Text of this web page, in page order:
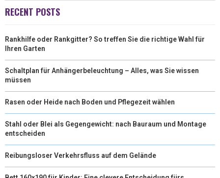
RECENT POSTS
Rankhilfe oder Rankgitter? So treffen Sie die richtige Wahl für
Ihren Garten
Schaltplan für Anhängerbeleuchtung – Alles, was Sie wissen
müssen
Rasen oder Heide nach Boden und Pflegezeit wählen
Stahl oder Blei als Gegengewicht: nach Bauraum und Montage
entscheiden
Reibungsloser Verkehrsfluss auf dem Gelände